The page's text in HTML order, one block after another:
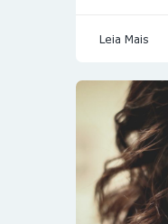
Leia Mais